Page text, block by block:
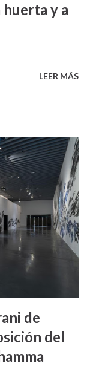
y a
LEER MÁS
de
del